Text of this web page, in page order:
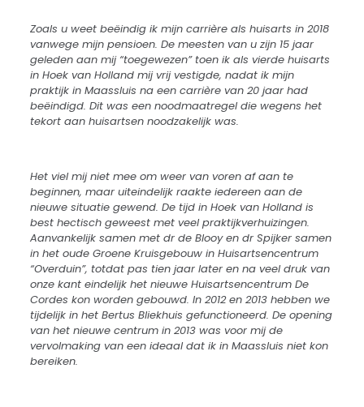
Zoals u weet beëindig ik mijn carrière als huisarts in 2018
vanwege mijn pensioen. De meesten van u zijn 15 jaar
geleden aan mij “toegewezen” toen ik als vierde huisarts
in Hoek van Holland mij vrij vestigde, nadat ik mijn
praktijk in Maassluis na een carrière van 20 jaar had
beëindigd. Dit was een noodmaatregel die wegens het
tekort aan huisartsen noodzakelijk was.
Het viel mij niet mee om weer van voren af aan te
beginnen, maar uiteindelijk raakte iedereen aan de
nieuwe situatie gewend. De tijd in Hoek van Holland is
best hectisch geweest met veel praktijkverhuizingen.
Aanvankelijk samen met dr de Blooy en dr Spijker samen
in het oude Groene Kruisgebouw in Huisartsencentrum
“Overduin”, totdat pas tien jaar later en na veel druk van
onze kant eindelijk het nieuwe Huisartsencentrum De
Cordes kon worden gebouwd. In 2012 en 2013 hebben we
tijdelijk in het Bertus Bliekhuis gefunctioneerd. De opening
van het nieuwe centrum in 2013 was voor mij de
vervolmaking van een ideaal dat ik in Maassluis niet kon
bereiken.